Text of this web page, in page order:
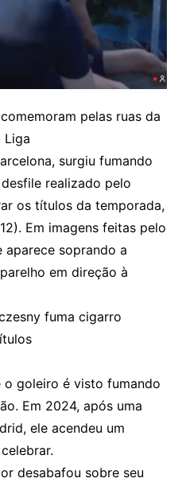
pelas ruas da
Liga
surgiu fumando
realizado pelo
os títulos da temporada,
Em imagens feitas pelo
soprando a
em direção à
fuma cigarro
o goleiro é visto fumando
Em 2024, após uma
ele acendeu um
desabafou sobre seu